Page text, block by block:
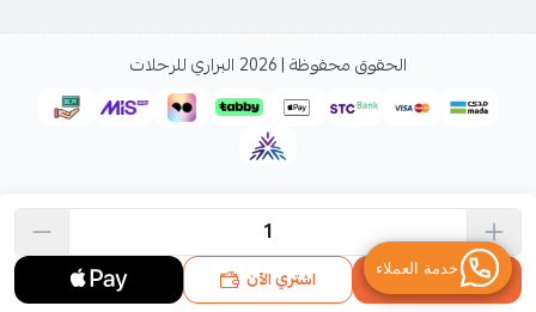
اشتري الآن
الحقوق محفوظة | 2026 البراري للرحلات